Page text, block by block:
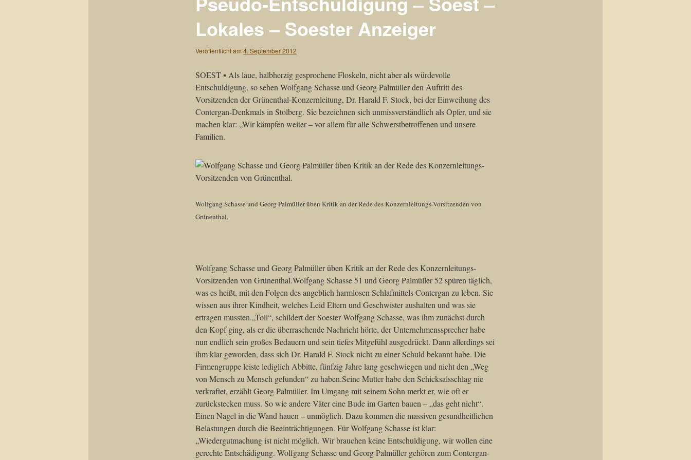
Lokales – Soester Anzeiger
Veröffentlicht am 4. September 2012
SOEST ▪ Als laue, halbherzig gesprochene Floskeln, nicht aber als würdevolle
Entschuldigung, so sehen Wolfgang Schasse und Georg Palmüller den Auftritt des
Vorsitzenden der Grünenthal-Konzernleitung, Dr. Harald F. Stock, bei der Einweihung des
Contergan-Denkmals in Stolberg. Sie bezeichnen sich unmissverständlich als Opfer, und sie
machen klar: „Wir kämpfen weiter – vor allem für alle Schwerstbetroffenen und unsere
Familien.
Wolfgang Schasse und Georg Palmüller üben Kritik an der Rede des Konzernleitungs-Vorsitzenden von
Grünenthal.
Wolfgang Schasse und Georg Palmüller üben Kritik an der Rede des Konzernleitungs-
Vorsitzenden von Grünenthal.Wolfgang Schasse 51 und Georg Palmüller 52 spüren täglich,
was es heißt, mit den Folgen des angeblich harmlosen Schlafmittels Contergan zu leben. Sie
wissen aus ihrer Kindheit, welches Leid Eltern und Geschwister aushalten und was sie
ertragen mussten.„Toll“, schildert der Soester Wolfgang Schasse, was ihm zunächst durch
den Kopf ging, als er die überraschende Nachricht hörte, der Unternehmenssprecher habe
nun endlich sein großes Bedauern und sein tiefes Mitgefühl ausgedrückt. Dann allerdings sei
ihm klar geworden, dass sich Dr. Harald F. Stock nicht zu einer Schuld bekannt habe. Die
Firmengruppe leiste lediglich Abbitte, fünfzig Jahre lang geschwiegen und nicht den „Weg
von Mensch zu Mensch gefunden“ zu haben.Seine Mutter habe den Schicksalsschlag nie
verkraftet, erzählt Georg Palmüller. Im Umgang mit seinem Sohn merkt er, wie oft er
zurückstecken muss. So wie andere Väter eine Bude im Garten bauen – „das geht nicht“.
Einen Nagel in die Wand hauen – unmöglich. Dazu kommen die massiven gesundheitlichen
Belastungen durch die Beeinträchtigungen. Für Wolfgang Schasse ist klar:
„Wiedergutmachung ist nicht möglich. Wir brauchen keine Entschuldigung, wir wollen eine
gerechte Entschädigung. Wolfgang Schasse und Georg Palmüller gehören zum Contergan-